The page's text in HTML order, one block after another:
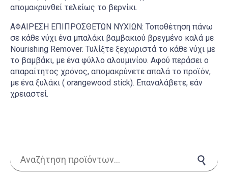
απομακρυνθεί τελείως το βερνίκι.
ΑΦΑΙΡΕΣΗ ΕΠΙΠΡΟΣΘΕΤΩΝ ΝΥΧΙΩΝ: Τοποθέτηση πάνω
σε κάθε νύχι ένα μπαλάκι βαμβακιού βρεγμένο καλά με
Nourishing Remover. Τυλίξτε ξεχωριστά το κάθε νύχι με
το βαμβάκι, με ένα φύλλο αλουμινίου. Αφού περάσει ο
απαραίτητος χρόνος, απομακρύνετε απαλά το προϊόν,
με ένα ξυλάκι ( orangewood stick). Επαναλάβετε, εάν
χρειαστεί.